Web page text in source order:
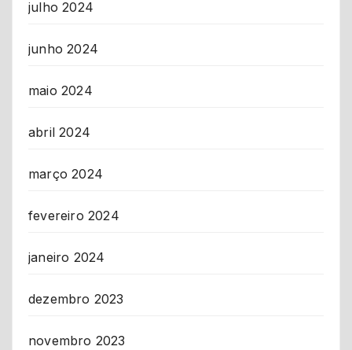
julho 2024
junho 2024
maio 2024
abril 2024
março 2024
fevereiro 2024
janeiro 2024
dezembro 2023
novembro 2023